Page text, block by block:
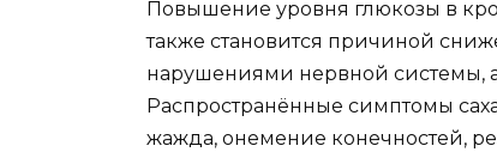
Повышение уровня глюкозы в
также становится причиной
нарушениями нервной системы,
Распространённые симптомы
жажда, онемение конечностей,